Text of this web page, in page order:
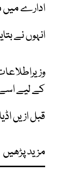
ادارے میں
انہوں نے
کے لیے
قبل ازیں
مزید پڑھیں